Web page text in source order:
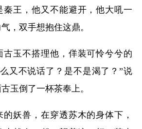
秦王，他又不能避开，他大吼一
，双手想抱住这鼎。
古玉不搭理他，佯装可怜兮兮的
又不说话了？是不是渴了？”说
玉倒了一杯茶奉上。
的妖兽，在穿透苏木的身体下，